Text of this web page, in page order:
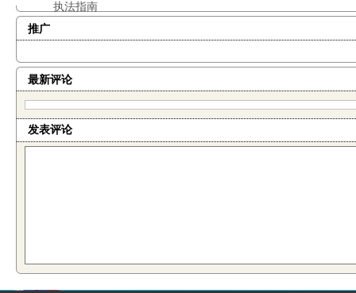
执法指南
推广
最新评论
发表评论